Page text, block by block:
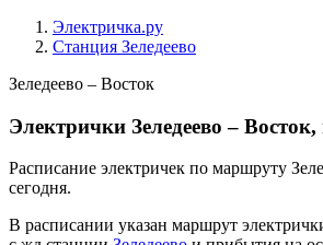
Электричка.ру
Станция Зеледеево
Зеледеево – Восток
Электрички Зеледеево – Восток,
Расписание электричек по маршруту
сегодня.
В расписании указан маршрут